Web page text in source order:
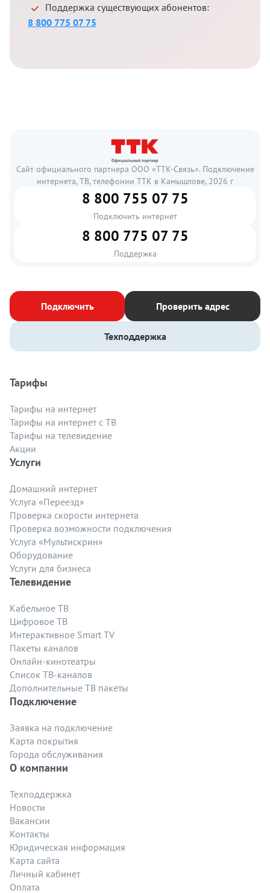
Поддержка существующих абонентов:
8 800 775 07 75
Сайт официального партнера ООО «ТТК-Связь». Подключение
интернета, ТВ, телефонии ТТК в Камышлове, 2026 г
8 800 755 07 75
Подключить интернет
8 800 775 07 75
Поддержка
Подключить Проверить адрес
Техподдержка
Тарифы
Тарифы на интернет
Тарифы на интернет с ТВ
Тарифы на телевидение
Акции
Услуги
Домашний интернет
Услуга «Переезд»
Проверка скорости интернета
Проверка возможности подключения
Услуга «Мультискрин»
Оборудование
Услуги для бизнеса
Телевидение
Кабельное ТВ
Цифровое ТВ
Интерактивное Smart TV
Пакеты каналов
Онлайн-кинотеатры
Список ТВ-каналов
Дополнительные ТВ пакеты
Подключение
Заявка на подключение
Карта покрытия
Города обслуживания
О компании
Техподдержка
Новости
Вакансии
Контакты
Юридическая информация
Карта сайта
Личный кабинет
Оплата